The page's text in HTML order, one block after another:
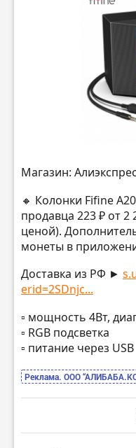
Магазин:
🔸 Колонки Fifine
продавца 223 ₽ от
ценой).
монеты в
Доставка из РФ ►
erid=2SDnjc...
▫️ мощность 4Вт,
▫️ RGB подсветка
▫️ питание через USB
Реклама. ООО